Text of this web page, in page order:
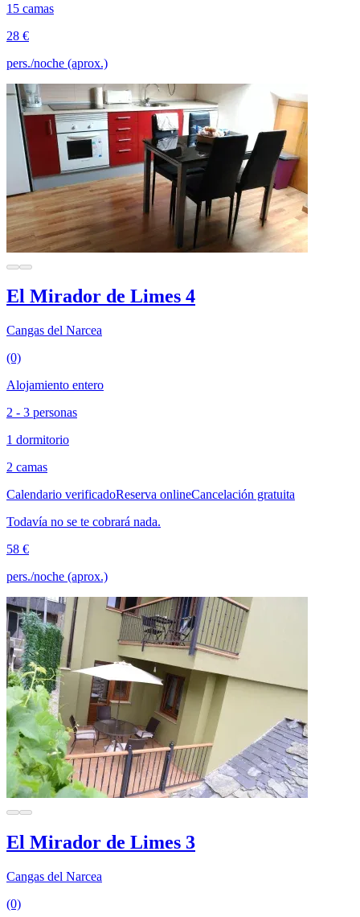
15 camas
28 €
pers./noche (aprox.)
El Mirador de Limes 4
Cangas del Narcea
(0)
Alojamiento entero
2 - 3 personas
1 dormitorio
2 camas
Calendario verificadoReserva onlineCancelación gratuita
Todavía no se te cobrará nada.
58 €
pers./noche (aprox.)
El Mirador de Limes 3
Cangas del Narcea
(0)